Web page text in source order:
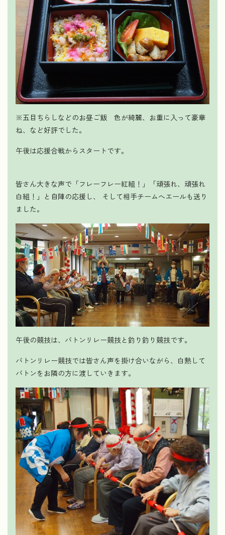
※五目ちらしなどのお昼ご飯 色が綺麗、お重に入って豪華
ね、など好評でした。
午後は応援合戦からスタートです。
皆さん大きな声で「フレーフレー紅組！」「頑張れ、頑張れ
白組！」と自陣の応援し、 そして相手チームへエールも送り
ました。
午後の競技は、バトンリレー競技と釣り釣り競技です。
バトンリレー競技では皆さん声を掛け合いながら、白熱して
バトンをお隣の方に渡していきます。